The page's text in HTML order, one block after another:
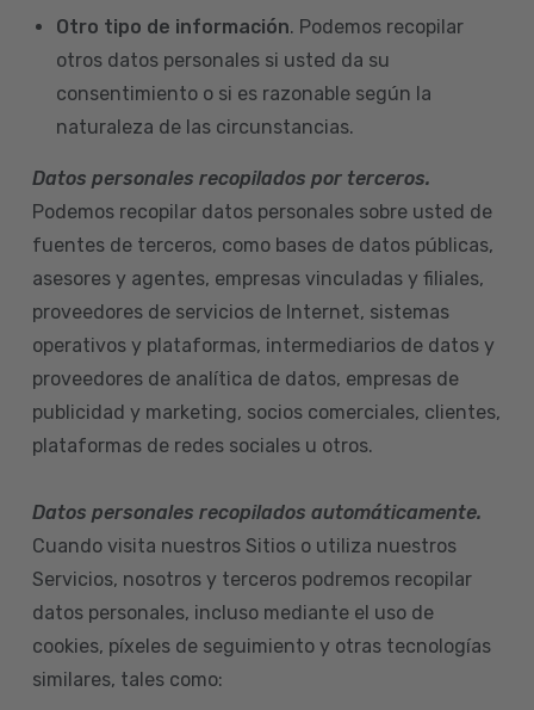
Otro tipo de información. Podemos recopilar
otros datos personales si usted da su
consentimiento o si es razonable según la
naturaleza de las circunstancias.
Datos personales recopilados por terceros.
Podemos recopilar datos personales sobre usted de
fuentes de terceros, como bases de datos públicas,
asesores y agentes, empresas vinculadas y filiales,
proveedores de servicios de Internet, sistemas
operativos y plataformas, intermediarios de datos y
proveedores de analítica de datos, empresas de
publicidad y marketing, socios comerciales, clientes,
plataformas de redes sociales u otros.
Datos personales recopilados automáticamente.
Cuando visita nuestros Sitios o utiliza nuestros
Servicios, nosotros y terceros podremos recopilar
datos personales, incluso mediante el uso de
cookies, píxeles de seguimiento y otras tecnologías
similares, tales como: